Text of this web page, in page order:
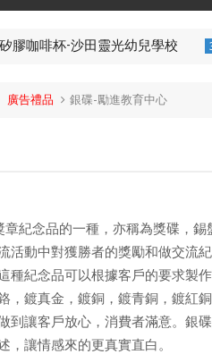
幼兒學校 330ML 不銹鋼帶手柄
廣告禮品 銀碟-勵進教育中心
章紀念品的一種，亦稱為獎碟，
活動中對獲勝者的獎勵和做交流
種紀念品可以根據客戶的要求製
，鍍真金，鍍銅，鍍青銅，鍍紅
到讓客戶放心，消費者滿意。銀
讓情感來的更真實直白。